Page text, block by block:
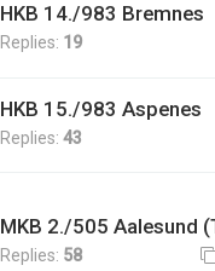
HKB 14./983 Bremnes
Replies: 19
HKB 15./983 Aspenes
Replies: 43
MKB 2./505 Aalesund
Replies: 58